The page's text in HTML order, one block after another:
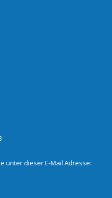
unter dieser E-Mail Adresse: